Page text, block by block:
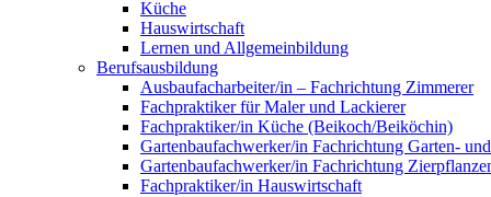
Küche
Hauswirtschaft
Lernen und Allgemeinbildung
Berufsausbildung
Ausbaufacharbeiter/in – Fachrichtung Zimmerer
Fachpraktiker für Maler und Lackierer
Fachpraktiker/in Küche (Beikoch/Beiköchin)
Gartenbaufachwerker/in Fachrichtung Garten-
Gartenbaufachwerker/in Fachrichtung
Fachpraktiker/in Hauswirtschaft